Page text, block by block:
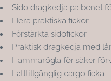
Sido dragkedja på benet
Flera praktiska fickor
Förstärkta sidofickor
Praktisk dragkedja med
Hammarögla för säker
Lätttillgänglig cargo ficka